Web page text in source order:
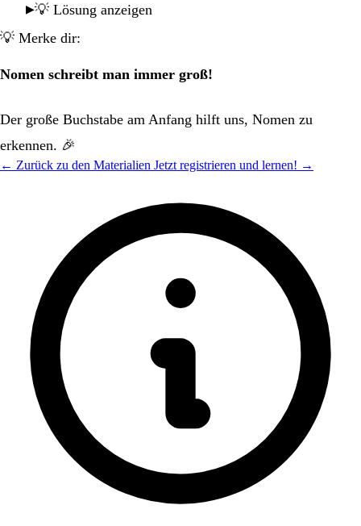
💡 Lösung anzeigen
💡 Merke dir:
Nomen schreibt man immer groß!
Der große Buchstabe am Anfang hilft uns, Nomen zu
erkennen. 🎉
← Zurück zu den Materialien Jetzt registrieren und lernen! →